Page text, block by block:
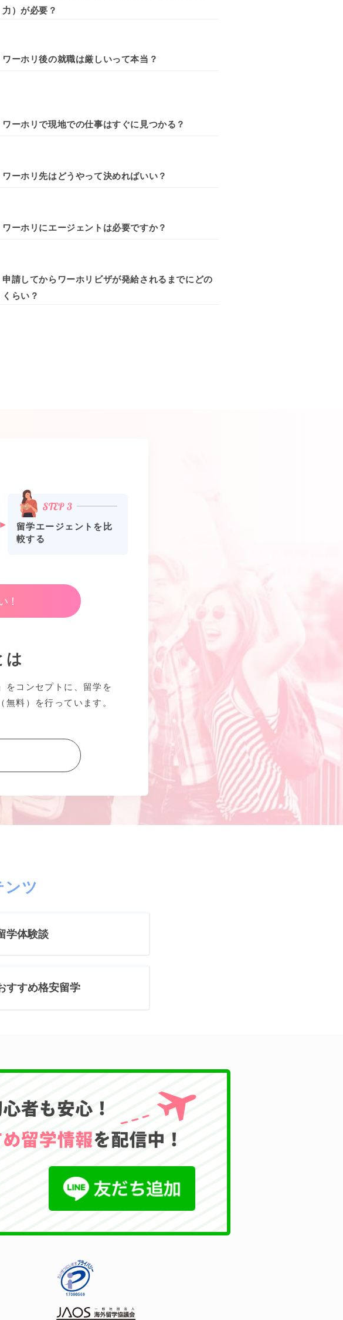
力）が必要？
ワーホリ後の就職は厳しいって本当？
ワーホリで現地での仕事はすぐに見つかる？
ワーホリ先はどうやって決めればいい？
ワーホリにエージェントは必要ですか？
申請してからワーホリビザが発給されるまでにどの
くらい？
留学エージェントを比
較する
！
は
をコンセプトに、留学を
料）を行っています。
ンツ
学体験談
すすめ格安留学